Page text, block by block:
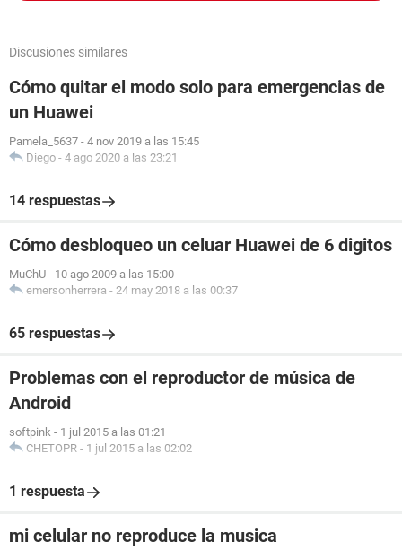
Discusiones similares
Cómo quitar el modo solo para emergencias de
un Huawei
Pamela_5637 - 4 nov 2019 a las 15:45
Diego - 4 ago 2020 a las 23:21
14 respuestas
Cómo desbloqueo un celuar Huawei de 6 digitos
MuChU - 10 ago 2009 a las 15:00
emersonherrera - 24 may 2018 a las 00:37
65 respuestas
Problemas con el reproductor de música de
Android
softpink - 1 jul 2015 a las 01:21
CHETOPR - 1 jul 2015 a las 02:02
1 respuesta
mi celular no reproduce la musica